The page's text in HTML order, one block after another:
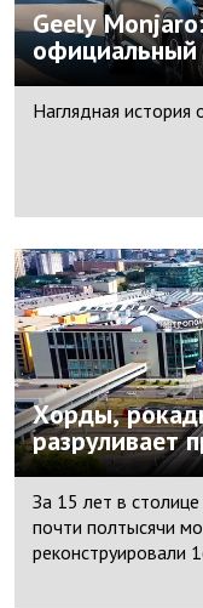
Geely
официальный
Наглядная
Хорды,
разруливает
За 15 лет в
почти полтысячи
реконструировали